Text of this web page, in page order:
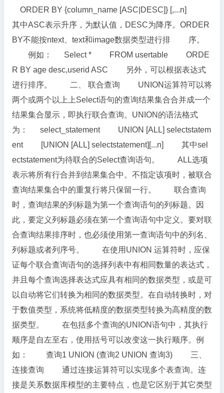
ORDER BY {column_name [ASC|DESC]} [,...n]
其中ASC表示升序，为默认值，DESC为降序。ORDER
BY不能按ntext、text和image数据类型进行排 序。
例如： Select * FROM usertable ORDE
R BY age desc,userid ASC 另外，可以根据表达式
进行排序。 二、 联合查询 UNION运算符可以将
两个或两个以上上Select语句的查询结果集合合并成一个
结果集合显示，即执行联合查询。UNION的语法格式
为： select_statement UNION [ALL] selectstatem
ent [UNION [ALL] selectstatement][...n] 其中sel
ectstatement为待联合的Select查询语句。 ALL选项
表示将所有行合并到结果集合中。不指定该项时，被联合
查询结果集合中的重复行将只保留一行。 联合查询
时，查询结果的列标题为第一个查询语句的列标题。因
此，要定义列标题必须在第一个查询语句中定义。要对联
合查询结果排序时，也必须使用第一查询语句中的列名、
列标题或者列序号。 在使用UNION 运算符时，应保
证每个联合查询语句的选择列表中有相同数量的表达式，
并且每个查询选择表达式应具有相同的数据类型，或是可
以自动将它们转换为相同的数据类型。在自动转换时，对
于数值类型，系统将低精度的数据类型转换为高精度的数
据类型。 在包括多个查询的UNION语句中，其执行
顺序是自左至右，使用括号可以改变这一执行顺序。例
如： 查询1 UNION (查询2 UNION 查询3) 三、
连接查询 通过连接运算符可以实现多个表查询。连
接是关系数据库模型的主要特点，也是它区别于其它类型